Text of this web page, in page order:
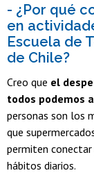
- ¿Por qué
en
Escuela de
de Chile?
Creo que el
todos podemos
personas son los
que
permiten
hábitos diarios.